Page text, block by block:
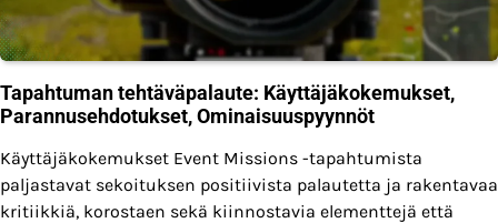
Tapahtuman tehtäväpalaute: Käyttäjäkokemukset,
Parannusehdotukset, Ominaisuuspyynnöt
Käyttäjäkokemukset Event Missions -tapahtumista
paljastavat sekoituksen positiivista palautetta ja rakentavaa
kritiikkiä, korostaen sekä kiinnostavia elementtejä että